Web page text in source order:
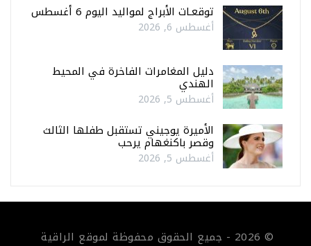
توقعـات الأبراج لمواليد اليوم 6 أغسطس
أغسطس 6, 2026
دليل المغامرات الفاخرة في المحيط
الهندي
أغسطس 5, 2026
الأميرة يوجيني تستقبل طفلها الثالث
وقصر باكنغهام يرحب
أغسطس 5, 2026
© 2026 - جميع الحقوق محفوظة لموقع الراقية